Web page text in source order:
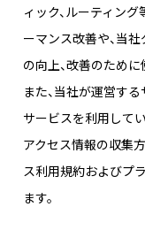
ィック、ルーティン
ーマンス改善や、当
の向上、改善のため
また、当社が運営す
サービスを利用してい
アクセス情報の収集
ス利用規約およびプ
ます。